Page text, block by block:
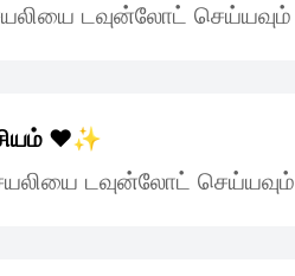
டவுன்லோட் செய்யவும்
❤️✨
டவுன்லோட் செய்யவும்